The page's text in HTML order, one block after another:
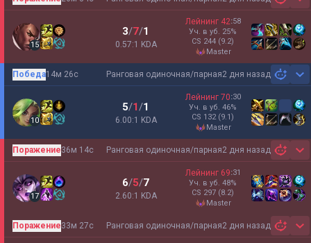
15
3/7/1
0.57:1 KDA
Лейнинг 42:58
Уч. в уб. 25%
CS 244 (9.2)
master
Ранговая одиночная/парная2 дня назад
Победа14м 26с
10
5/1/1
6.00:1 KDA
Лейнинг 70:30
Уч. в уб. 46%
CS 132 (9.1)
master
Ранговая одиночная/парная2 дня назад
Поражение36м 14с
17
6/5/7
2.60:1 KDA
Лейнинг 69:31
Уч. в уб. 48%
CS 297 (8.2)
master
Ранговая одиночная/парная2 дня назад
Поражение33м 27с